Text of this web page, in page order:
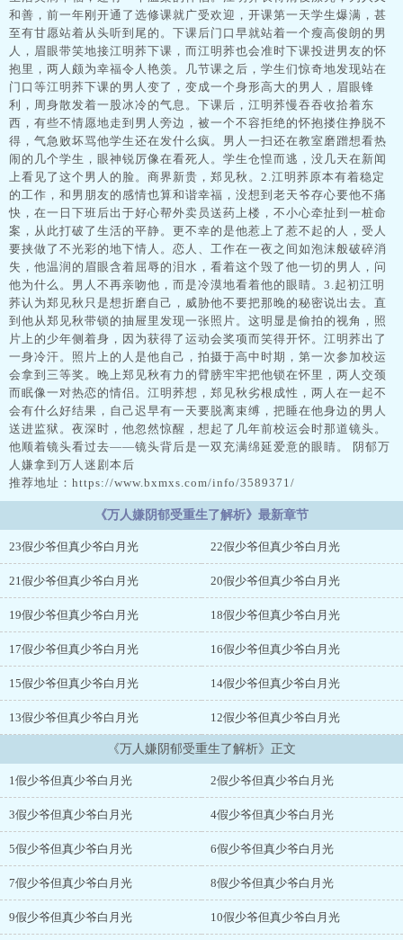
和善，前一年刚开通了选修课就广受欢迎，开课第一天学生爆满，甚
至有甘愿站着从头听到尾的。下课后门口早就站着一个瘦高俊朗的男
人，眉眼带笑地接江明荞下课，而江明荞也会准时下课投进男友的怀
抱里，两人颇为幸福令人艳羡。几节课之后，学生们惊奇地发现站在
门口等江明荞下课的男人变了，变成一个身形高大的男人，眉眼锋
利，周身散发着一股冰冷的气息。下课后，江明荞慢吞吞收拾着东
西，有些不情愿地走到男人旁边，被一个不容拒绝的怀抱搂住挣脱不
得，气急败坏骂他学生还在发什么疯。男人一扫还在教室磨蹭想看热
闹的几个学生，眼神锐厉像在看死人。学生仓惶而逃，没几天在新闻
上看见了这个男人的脸。商界新贵，郑见秋。2.江明荞原本有着稳定
的工作，和男朋友的感情也算和谐幸福，没想到老天爷存心要他不痛
快，在一日下班后出于好心帮外卖员送药上楼，不小心牵扯到一桩命
案，从此打破了生活的平静。更不幸的是他惹上了惹不起的人，受人
要挟做了不光彩的地下情人。恋人、工作在一夜之间如泡沫般破碎消
失，他温润的眉眼含着屈辱的泪水，看着这个毁了他一切的男人，问
他为什么。男人不再亲吻他，而是冷漠地看着他的眼睛。3.起初江明
荞认为郑见秋只是想折磨自己，威胁他不要把那晚的秘密说出去。直
到他从郑见秋带锁的抽屉里发现一张照片。这明显是偷拍的视角，照
片上的少年侧着身，因为获得了运动会奖项而笑得开怀。江明荞出了
一身冷汗。照片上的人是他自己，拍摄于高中时期，第一次参加校运
会拿到三等奖。晚上郑见秋有力的臂膀牢牢把他锁在怀里，两人交颈
而眠像一对热恋的情侣。江明荞想，郑见秋劣根成性，两人在一起不
会有什么好结果，自己迟早有一天要脱离束缚，把睡在他身边的男人
送进监狱。夜深时，他忽然惊醒，想起了几年前校运会时那道镜头。
他顺着镜头看过去——镜头背后是一双充满绵延爱意的眼睛。 阴郁万
人嫌拿到万人迷剧本后
推荐地址：https://www.bxmxs.com/info/3589371/
《万人嫌阴郁受重生了解析》最新章节
23假少爷但真少爷白月光 22假少爷但真少爷白月光
21假少爷但真少爷白月光 20假少爷但真少爷白月光
19假少爷但真少爷白月光 18假少爷但真少爷白月光
17假少爷但真少爷白月光 16假少爷但真少爷白月光
15假少爷但真少爷白月光 14假少爷但真少爷白月光
13假少爷但真少爷白月光 12假少爷但真少爷白月光
《万人嫌阴郁受重生了解析》正文
1假少爷但真少爷白月光 2假少爷但真少爷白月光
3假少爷但真少爷白月光 4假少爷但真少爷白月光
5假少爷但真少爷白月光 6假少爷但真少爷白月光
7假少爷但真少爷白月光 8假少爷但真少爷白月光
9假少爷但真少爷白月光 10假少爷但真少爷白月光